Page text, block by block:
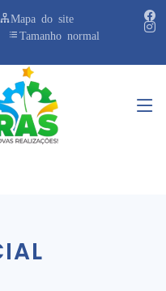
Mapa do site
Tamanho normal